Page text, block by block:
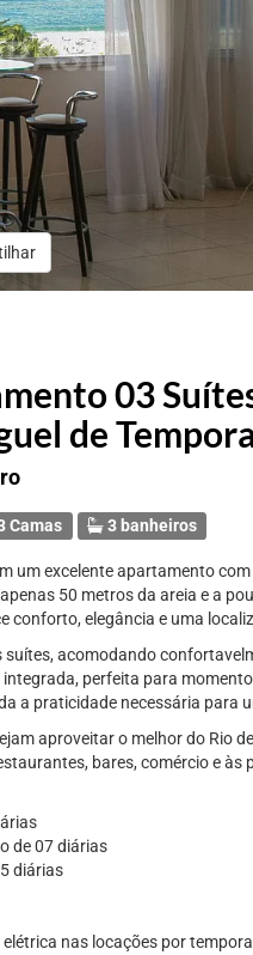
03
de
Camas 3 banheiros
um excelente apartamento
50 metros da areia e a
conforto, elegância e uma
acomodando
perfeita para
a praticidade necessária para
aproveitar o melhor do Rio
bares, comércio e às
de 07 diárias
diárias
nas locações por